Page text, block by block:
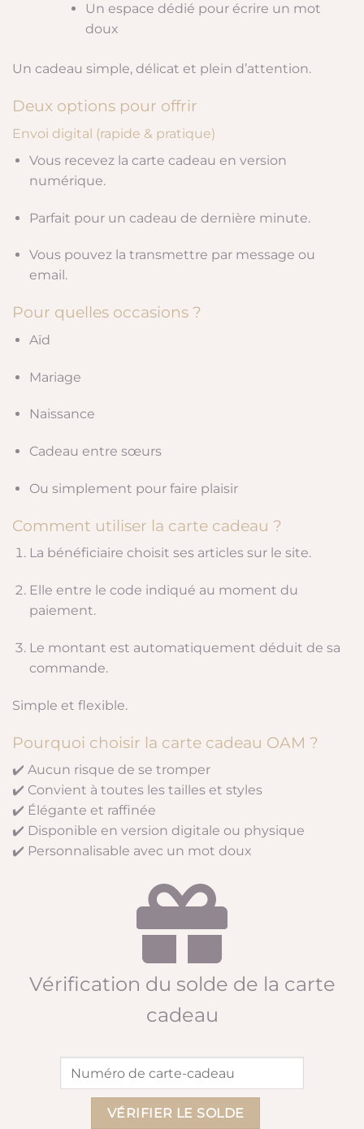
Un espace dédié pour écrire un mot
doux
Un cadeau simple, délicat et plein d’attention.
Deux options pour offrir
Envoi digital (rapide & pratique)
Vous recevez la carte cadeau en version
numérique.
Parfait pour un cadeau de dernière minute.
Vous pouvez la transmettre par message ou
email.
Pour quelles occasions ?
Aïd
Mariage
Naissance
Cadeau entre sœurs
Ou simplement pour faire plaisir
Comment utiliser la carte cadeau ?
La bénéficiaire choisit ses articles sur le site.
Elle entre le code indiqué au moment du
paiement.
Le montant est automatiquement déduit de sa
commande.
Simple et flexible.
Pourquoi choisir la carte cadeau OAM ?
✔️ Aucun risque de se tromper
✔️ Convient à toutes les tailles et styles
✔️ Élégante et raffinée
✔️ Disponible en version digitale ou physique
✔️ Personnalisable avec un mot doux
Vérification du solde de la carte
cadeau